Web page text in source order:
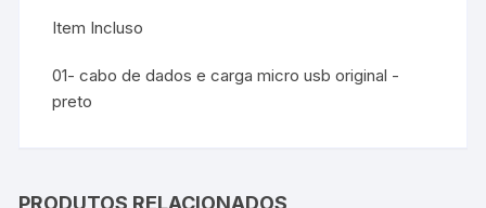
Item Incluso
01- cabo de dados e carga micro usb original -
preto